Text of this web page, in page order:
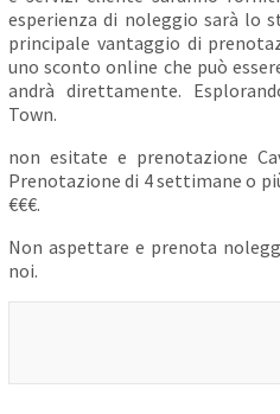
esperienza di noleggio sarà lo
principale vantaggio di
uno sconto online che può
andrà direttamente.
Town.
non esitate e prenotazione
Prenotazione di 4 settimane o
€€€.
Non aspettare e prenota
noi.